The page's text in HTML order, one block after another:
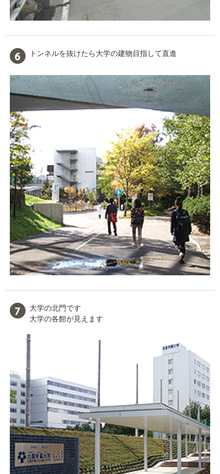
トンネルを抜けたら大学の建物目指して直進
大学の北門です
大学の各館が見えます